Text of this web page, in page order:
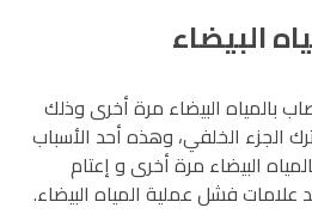
البيضاء
بالمياه البيضاء مرة أخرى وذلك
الجزء الخلفي، وهذه أحد الأسباب
البيضاء مرة أخرى و إعتام
فشل عملية المياه البيضاء.